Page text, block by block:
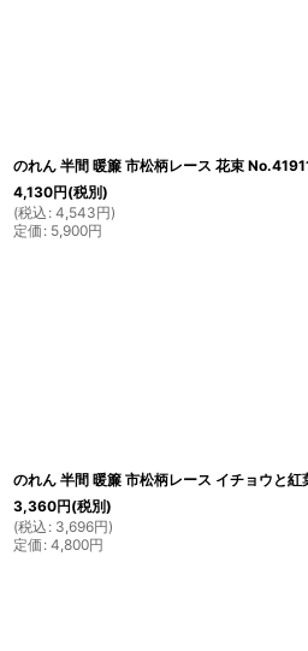
のれん 半間 暖簾 市松柄レース 花束
4,130円(税別)
(税込 : 4,543円)
定価 : 5,900円
のれん 半間 暖簾 市松柄レース イチョウと
3,360円(税別)
(税込 : 3,696円)
定価 : 4,800円